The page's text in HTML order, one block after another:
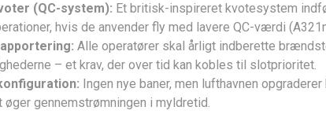
(QC-system): Et britisk-inspireret kvotesystem
hvis de anvender fly med lavere QC-værdi
Alle operatører skal årligt indberette
– et krav, der over tid kan kobles til slotprioritet.
Ingen nye baner, men lufthavnen
øger gennemstrømningen i myldretid.